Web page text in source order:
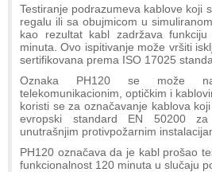
Testiranje podrazumeva kablove koji
regalu ili sa obujmicom u
kao rezultat kabl zadržava
minuta. Ovo ispitivanje može vršiti
sertifikovana prema ISO 17025
Oznaka PH120 se može
telekomunikacionim, optičkim i
koristi se za označavanje kablova
evropski standard EN 50200
unutrašnjim protivpožarnim
PH120 označava da je kabl prošao
funkcionalnost 120 minuta u slučaju